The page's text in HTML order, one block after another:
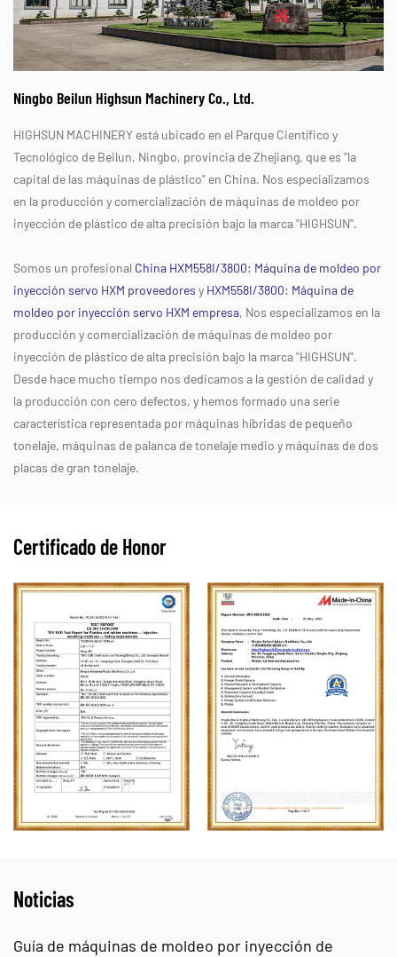
Ningbo Beilun Highsun Machinery Co., Ltd.
HIGHSUN MACHINERY está ubicado en el Parque Científico y
Tecnológico de Beilun, Ningbo, provincia de Zhejiang, que es "la
capital de las máquinas de plástico" en China. Nos especializamos
en la producción y comercialización de máquinas de moldeo por
inyección de plástico de alta precisión bajo la marca "HIGHSUN".
Somos un profesional China HXM558I/3800: Máquina de moldeo por
inyección servo HXM proveedores y HXM558I/3800: Máquina de
moldeo por inyección servo HXM empresa, Nos especializamos en la
producción y comercialización de máquinas de moldeo por
inyección de plástico de alta precisión bajo la marca "HIGHSUN".
Desde hace mucho tiempo nos dedicamos a la gestión de calidad y
la producción con cero defectos, y hemos formado una serie
característica representada por máquinas híbridas de pequeño
tonelaje, máquinas de palanca de tonelaje medio y máquinas de dos
placas de gran tonelaje.
Certificado de Honor
Noticias
Guía de máquinas de moldeo por inyección de